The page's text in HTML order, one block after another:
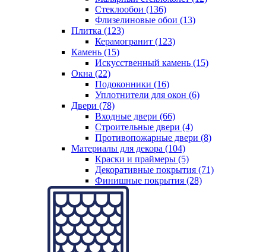
Стеклообои (136)
Флизелиновые обои (13)
Плитка (123)
Керамогранит (123)
Камень (15)
Искусственный камень (15)
Окна (22)
Подоконники (16)
Уплотнители для окон (6)
Двери (78)
Входные двери (66)
Строительные двери (4)
Противопожарные двери (8)
Материалы для декора (104)
Краски и праймеры (5)
Декоративные покрытия (71)
Финишные покрытия (28)